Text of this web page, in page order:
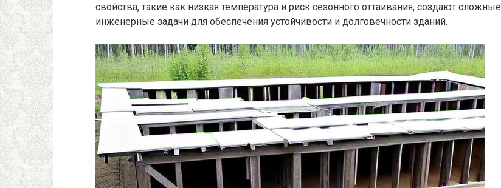
свойства, такие как низкая температура и риск сезонного оттаивания, создают сложные
инженерные задачи для обеспечения устойчивости и долговечности зданий.